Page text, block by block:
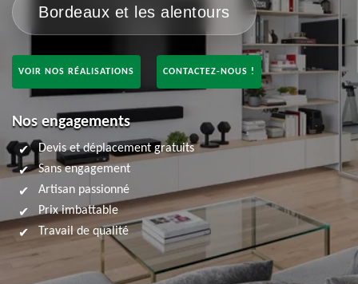
Bordeaux et les alentours
VOIR NOS RÉALISATIONS CONTACTEZ-NOUS !
Nos engagements
Devis et déplacement gratuits
Sans engagement
Artisan passionné
Prix imbattable
Travail de qualité